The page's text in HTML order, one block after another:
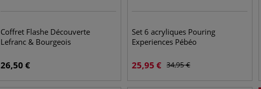
Coffret Flashe Découverte
Lefranc & Bourgeois
26,50 €
Set 6 acryliques Pouring
Experiences Pébéo
25,95 € 34,95€